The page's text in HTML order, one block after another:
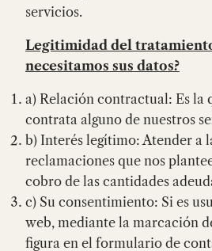
servicios.
Legitimidad del
necesitamos sus datos?
a) Relación contractual: Es la
contrata alguno de nuestros
b) Interés legítimo: Atender a
reclamaciones que nos
cobro de las cantidades
c) Su consentimiento: Si es
web, mediante la marcación
figura en el formulario de